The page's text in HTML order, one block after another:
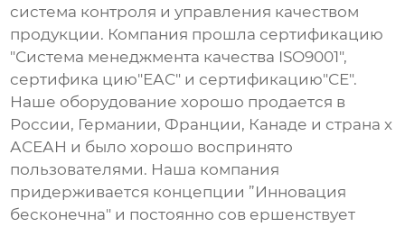
система контроля и управления качеством
продукции. Компания прошла сертификацию
"Система менеджмента качества ISO9001",
сертифика цию"ЕАС" и сертификацию"СЕ".
Наше оборудование хорошо продается в
России, Германии, Франции, Канаде и страна х
АСЕАН и было хорошо воспринято
пользователями. Наша компания
придерживается концепции ”Инновация
бесконечна" и постоянно сов ершенствует